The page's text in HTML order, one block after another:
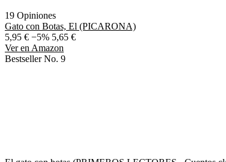
19 Opiniones
Gato con Botas, El (PICARONA)
5,95 € −5% 5,65 €
Ver en Amazon
Bestseller No. 9